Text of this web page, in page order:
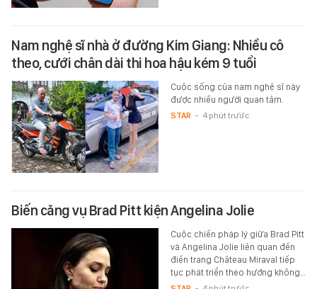
Nam nghệ sĩ nhà ở đường Kim Giang: Nhiều cô
theo, cưới chân dài thi hoa hậu kém 9 tuổi
Cuộc sống của nam nghệ sĩ này
được nhiều người quan tâm.
STAR - 4 phút trước
Biến căng vụ Brad Pitt kiện Angelina Jolie
Cuộc chiến pháp lý giữa Brad Pitt
và Angelina Jolie liên quan đến
điền trang Château Miraval tiếp
tục phát triển theo hướng không…